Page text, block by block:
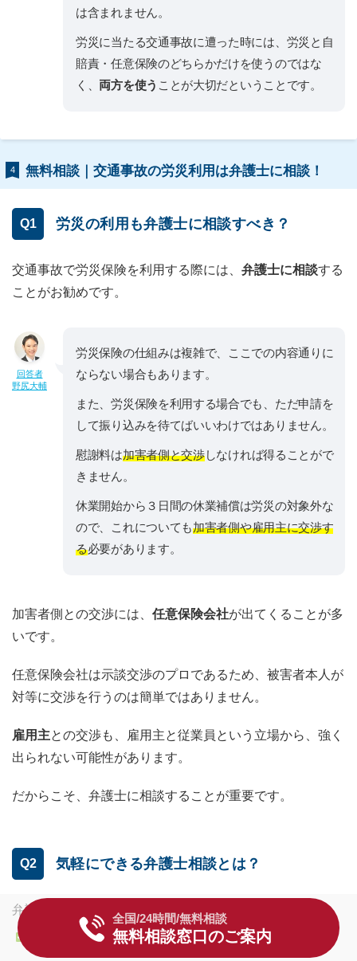
は含まれません。
労災に当たる交通事故に遭った時には、労災と自
賠責・任意保険のどちらかだけを使うのではな
く、 両方を使う ことが大切だということです。
4 無料相談｜交通事故の労災利用は弁護士に相談！
Q1 労災の利用も弁護士に相談すべき？
交通事故で労災保険を利用する際には、 弁護士に相談する
ことがお勧めです。
回答者
野尻大輔
労災保険の仕組みは複雑で、ここでの内容通りに
ならない場合もあります。
また、労災保険を利用する場合でも、ただ申請を
して振り込みを待てばいいわけではありません。
慰謝料は加害者側と交渉しなければ得ることがで
きません。
休業開始から３日間の休業補償は労災の対象外な
ので、これについても加害者側や雇用主に交渉す
る必要があります。
加害者側との交渉には、 任意保険会社が出てくることが多
いです。
任意保険会社は示談交渉のプロであるため、被害者本人が
対等に交渉を行うのは簡単ではありません。
雇用主との交渉も、雇用主と従業員という立場から、強く
出られない可能性があります。
だからこそ、弁護士に相談することが重要です。
Q2 気軽にできる弁護士相談とは？
弁護士に相談しよう！と思っても、
弁護士費用が心配
全国/24時間/無料相談
無料相談窓口のご案内